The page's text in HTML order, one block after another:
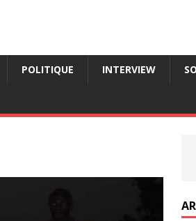
POLITIQUE INTERVIEW